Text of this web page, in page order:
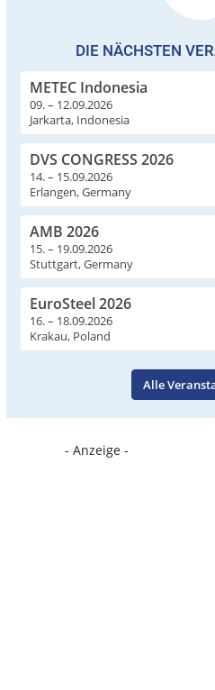
DIE NÄCHSTEN
METEC Indonesia
09. – 12.09.2026
Jarkarta, Indonesia
DVS CONGRESS 2026
14. – 15.09.2026
Erlangen, Germany
AMB 2026
15. – 19.09.2026
Stuttgart, Germany
EuroSteel 2026
16. – 18.09.2026
Krakau, Poland
Alle
- Anzeige -